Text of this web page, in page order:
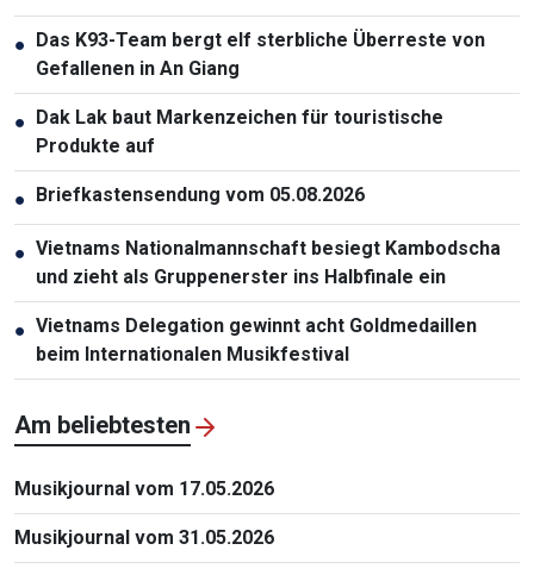
● Das K93-Team bergt elf sterbliche Überreste von
Gefallenen in An Giang
● Dak Lak baut Markenzeichen für touristische
Produkte auf
● Briefkastensendung vom 05.08.2026
● Vietnams Nationalmannschaft besiegt Kambodscha
und zieht als Gruppenerster ins Halbfinale ein
● Vietnams Delegation gewinnt acht Goldmedaillen
beim Internationalen Musikfestival
Am beliebtesten
Musikjournal vom 17.05.2026
Musikjournal vom 31.05.2026